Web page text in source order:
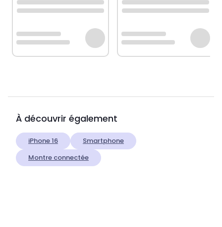
À découvrir également
iPhone 16
Smartphone
Montre connectée